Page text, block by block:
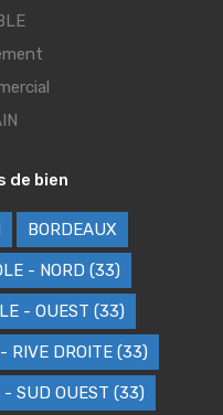
de bien
BORDEAUX
- NORD (33)
- OUEST (33)
RIVE DROITE (33)
- SUD OUEST (33)